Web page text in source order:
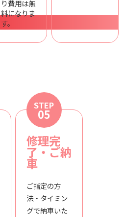
り費用は無
料になりま
す。
STEP
05
修理完
了・ご納
車
ご指定の方
法・タイミン
グで納車いた